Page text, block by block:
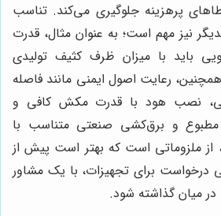
پرهزینه جلوگیری می‌کند. تناسب
نیز مهم است؛ به عنوان مثال، قدرت
باید با میزان ظرف کثیف تولیدی
رعایت اصول ایمنی مانند فاصله
نصب هود با قدرت مکش کافی و
و برق‌کشی صنعتی متناسب با
از ملزوماتی است که بهتر است پیش از
درخواست برای تجهیزات، با یک مشاور
میان گذاشته شود.